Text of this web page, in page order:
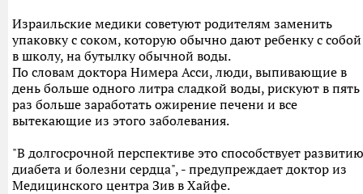
Израильские медики советуют родителям заменить
упаковку с соком, которую обычно дают ребенку с собой
в школу, на бутылку обычной воды.
По словам доктора Нимера Асси, люди, выпивающие в
день больше одного литра сладкой воды, рискуют в пять
раз больше заработать ожирение печени и все
вытекающие из этого заболевания.
"В долгосрочной перспективе это способствует развитию
диабета и болезни сердца", - предупреждает доктор из
Медицинского центра Зив в Хайфе.